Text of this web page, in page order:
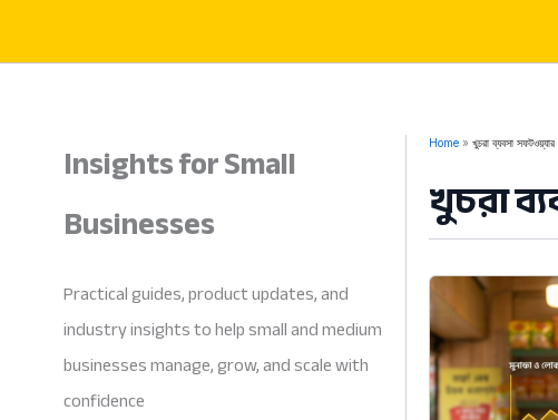
content
Insights for Small
Businesses
Practical guides, product updates, and
industry insights to help small and medium
businesses manage, grow, and scale with
confidence
Home খুচরা ব্যবসা সফটওয়্যার
খুচরা